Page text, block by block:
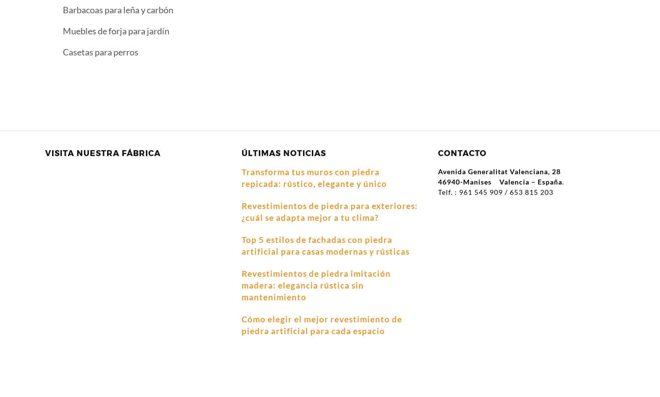
Barbacoas para leña y carbón
Muebles de forja para jardín
Casetas para perros
VISITA NUESTRA FÁBRICA ÚLTIMAS NOTICIAS
Transforma tus muros con piedra
repicada: rústico, elegante y único
Revestimientos de piedra para exteriores:
¿cuál se adapta mejor a tu clima?
Top 5 estilos de fachadas con piedra
artificial para casas modernas y rústicas
Revestimientos de piedra imitación
madera: elegancia rústica sin
mantenimiento
Cómo elegir el mejor revestimiento de
piedra artificial para cada espacio
CONTACTO
Avenida Generalitat Valenciana, 28
46940-Manises Valencia – España.
Telf. : 961 545 909 / 653 815 203